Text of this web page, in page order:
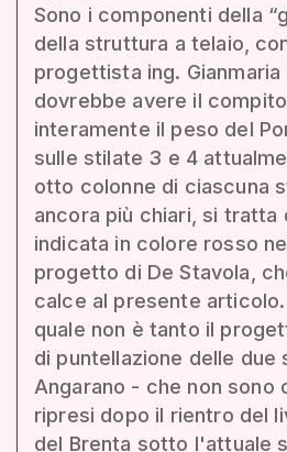
Sono i componenti della
della struttura a telaio,
progettista ing. Gianmaria
dovrebbe avere il
interamente il peso del
sulle stilate 3 e 4
otto colonne di ciascuna
ancora più chiari, si tratta
indicata in colore rosso
progetto di De Stavola,
calce al presente
quale non è tanto il
di puntellazione delle due
Angarano - che non sono
ripresi dopo il rientro del
del Brenta sotto l'attuale